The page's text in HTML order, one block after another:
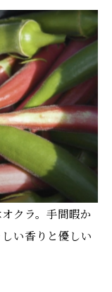
クラ。手間暇か
い香りと優しい